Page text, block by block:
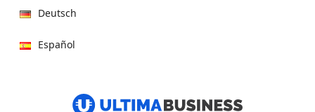
Deutsch
Español